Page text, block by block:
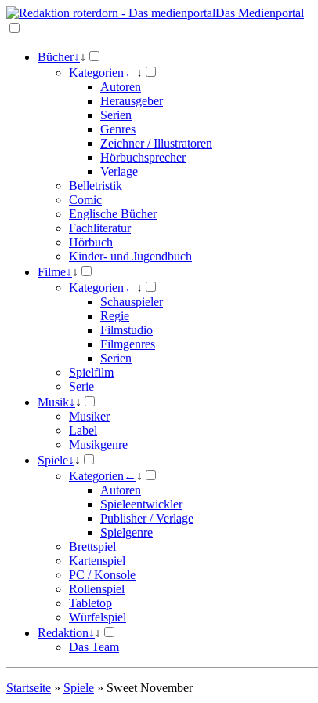
Das Medienportal
Bücher↓ ↓
Kategorien ← ↓
Autoren
Herausgeber
Serien
Genres
Zeichner / Illustratoren
Hörbuchsprecher
Verlage
Belletristik
Comic
Englische Bücher
Fachliteratur
Hörbuch
Kinder- und Jugendbuch
Filme↓ ↓
Kategorien ← ↓
Schauspieler
Regie
Filmstudio
Filmgenres
Serien
Spielfilm
Serie
Musik↓ ↓
Musiker
Label
Musikgenre
Spiele↓ ↓
Kategorien ← ↓
Autoren
Spieleentwickler
Publisher / Verlage
Spielgenre
Brettspiel
Kartenspiel
PC / Konsole
Rollenspiel
Tabletop
Würfelspiel
Redaktion↓ ↓
Das Team
Startseite » Spiele » Sweet November